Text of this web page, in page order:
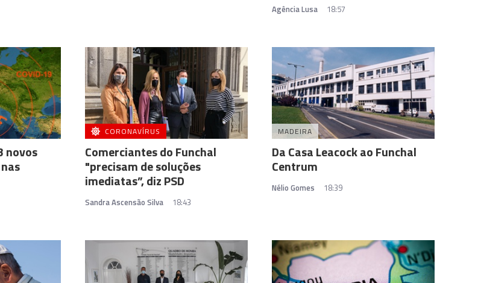
Agência Lusa 18:57
novos
CORONAVÍRUS
Comerciantes do Funchal
"precisam de soluções
imediatas”, diz PSD
Sandra Ascensão Silva 18:43
MADEIRA
Da Casa Leacock ao Funchal
Centrum
Nélio Gomes 18:39